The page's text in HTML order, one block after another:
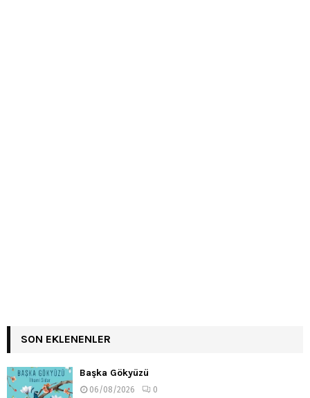
SON EKLENENLER
Başka Gökyüzü
06/08/2026 0